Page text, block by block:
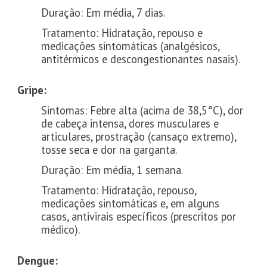
Duração: Em média, 7 dias.
Tratamento: Hidratação, repouso e
medicações sintomáticas (analgésicos,
antitérmicos e descongestionantes nasais).
Gripe:
Sintomas: Febre alta (acima de 38,5°C), dor
de cabeça intensa, dores musculares e
articulares, prostração (cansaço extremo),
tosse seca e dor na garganta.
Duração: Em média, 1 semana.
Tratamento: Hidratação, repouso,
medicações sintomáticas e, em alguns
casos, antivirais específicos (prescritos por
médico).
Dengue: